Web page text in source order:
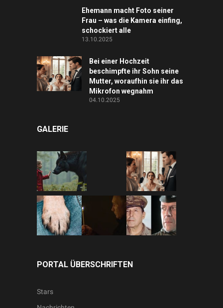
Ehemann macht Foto seiner
Frau – was die Kamera einfing,
schockiert alle
13.10.2025
Bei einer Hochzeit
beschimpfte ihr Sohn seine
Mutter, woraufhin sie ihr das
Mikrofon wegnahm
04.10.2025
GALERIE
PORTAL ÜBERSCHRIFTEN
Stars